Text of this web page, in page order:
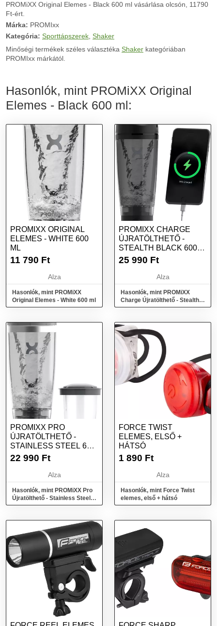
PROMiXX Original Elemes - Black 600 ml vásárlása olcsón, 11790
Ft-ért.
Márka: PROMIxx
Kategória: Sporttápszerek Shaker
Minőségi termékek széles választéka Shaker kategóriában
PROMIxx márkától.
Hasonlók, mint PROMiXX Original
Elemes - Black 600 ml:
PROMIXX ORIGINAL
ELEMES - WHITE 600
ML
11 790 Ft
Alza
Hasonlók, mint PROMiXX
Original Elemes - White 600 ml
PROMIXX CHARGE
ÚJRATÖLTHETŐ -
STEALTH BLACK 600
ML
25 990 Ft
Alza
Hasonlók, mint PROMiXX
Charge Újratölthető - Stealth
Black 600 ml
PROMIXX PRO
ÚJRATÖLTHETŐ -
STAINLESS STEEL 600
ML
22 990 Ft
Alza
Hasonlók, mint PROMiXX Pro
Újratölthető - Stainless Steel
600 ml
FORCE TWIST
ELEMES, ELSŐ +
HÁTSÓ
1 890 Ft
Alza
Hasonlók, mint Force Twist
elemes, első + hátsó